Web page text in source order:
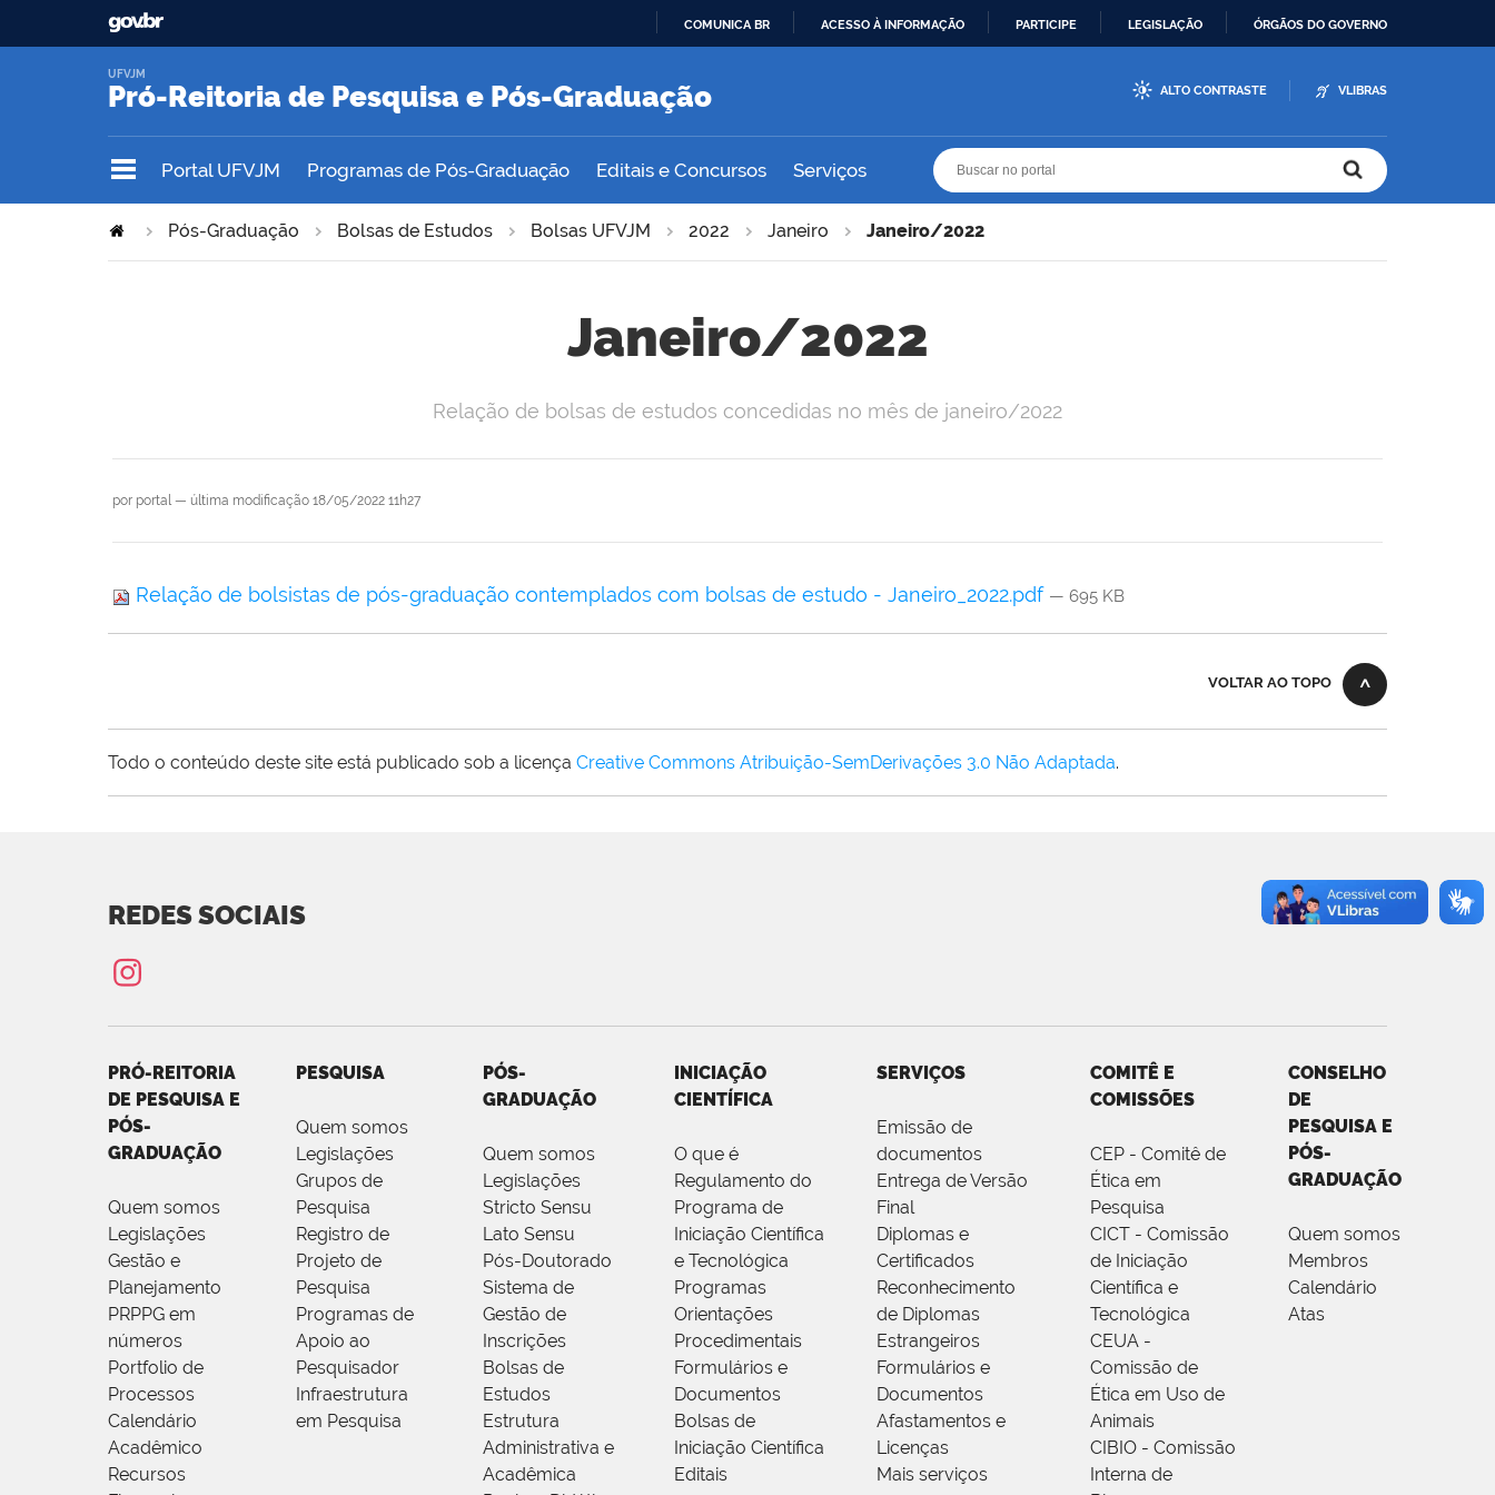
COMUNICA BR ACESSO À INFORMAÇÃO PARTICIPE LEGISLAÇÃO ÓRGÃOS DO GOVERNO
Pró-Reitoria de Pesquisa e Pós-Graduação
UFVJM
ALTO CONTRASTE VLIBRAS
Portal UFVJM Programas de Pós-Graduação Editais e Concursos Serviços
Pós-Graduação Bolsas de Estudos Bolsas UFVJM 2022 Janeiro Janeiro/2022
Janeiro/2022
por portal— última modificação 18/05/2022 11h27
Relação de bolsas de estudos concedidas no mês de janeiro/2022
Relação de bolsistas de pós-graduação contemplados com bolsas de estudo - Janeiro_2022.pdf — 695 KB
VOLTAR AO TOPO
Todo o conteúdo deste site está publicado sob a licença Creative Commons Atribuição-SemDerivações 3.0 Não Adaptada.
REDES SOCIAIS
PRÓ-REITORIA
DE PESQUISA E
PÓS-
GRADUAÇÃO
Quem somos
Legislações
Gestão e
Planejamento
PRPPG em
números
Portfolio de
Processos
Calendário
Acadêmico
Recursos
PESQUISA
Quem somos
Legislações
Grupos de
Pesquisa
Registro de
Projeto de
Pesquisa
Programas de
Apoio ao
Pesquisador
Infraestrutura
em Pesquisa
PÓS-
GRADUAÇÃO
Quem somos
Legislações
Stricto Sensu
Lato Sensu
Pós-Doutorado
Sistema de
Gestão de
Inscrições
Bolsas de
Estudos
Estrutura
Administrativa e
Acadêmica
INICIAÇÃO
CIENTÍFICA
O que é
Regulamento do
Programa de
Iniciação Científica
e Tecnológica
Programas
Orientações
Procedimentais
Formulários e
Documentos
Bolsas de
Iniciação Científica
Editais
SERVIÇOS
Emissão de
documentos
Entrega de Versão
Final
Diplomas e
Certificados
Reconhecimento
de Diplomas
Estrangeiros
Formulários e
Documentos
Afastamentos e
Licenças
Mais serviços
COMITÊ E
COMISSÕES
CEP - Comitê de
Ética em
Pesquisa
CICT - Comissão
de Iniciação
Científica e
Tecnológica
CEUA -
Comissão de
Ética em Uso de
Animais
CIBIO - Comissão
Interna de
CONSELHO
DE
PESQUISA E
PÓS-
GRADUAÇÃO
Quem somos
Membros
Calendário
Atas